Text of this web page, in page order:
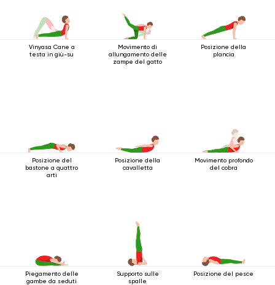
Vinyasa Cane a
testa in giù-su
Movimento di
allungamento delle
zampe del gatto
Posizione della
plancia
Posizione del
bastone a quattro
arti
Posizione della
cavalletta
Movimento profondo
del cobra
Piegamento delle
gambe da seduti
Supporto sulle
spalle
Posizione del pesce